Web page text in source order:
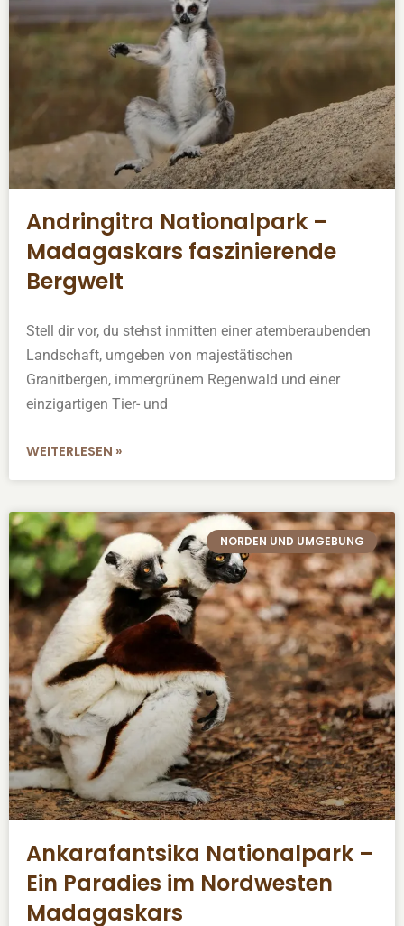
Andringitra Nationalpark –
Madagaskars faszinierende
Bergwelt
Stell dir vor, du stehst inmitten einer atemberaubenden
Landschaft, umgeben von majestätischen
Granitbergen, immergrünem Regenwald und einer
einzigartigen Tier- und
WEITERLESEN »
NORDEN UND UMGEBUNG
Ankarafantsika Nationalpark –
Ein Paradies im Nordwesten
Madagaskars